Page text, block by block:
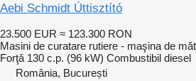
Aebi Schmidt Úttisztító
23.500 EUR ≈ 123.300 RON
Masini de curatare rutiere - maşina de
Forţă 130 c.p. (96 kW) Combustibil diesel
România, București